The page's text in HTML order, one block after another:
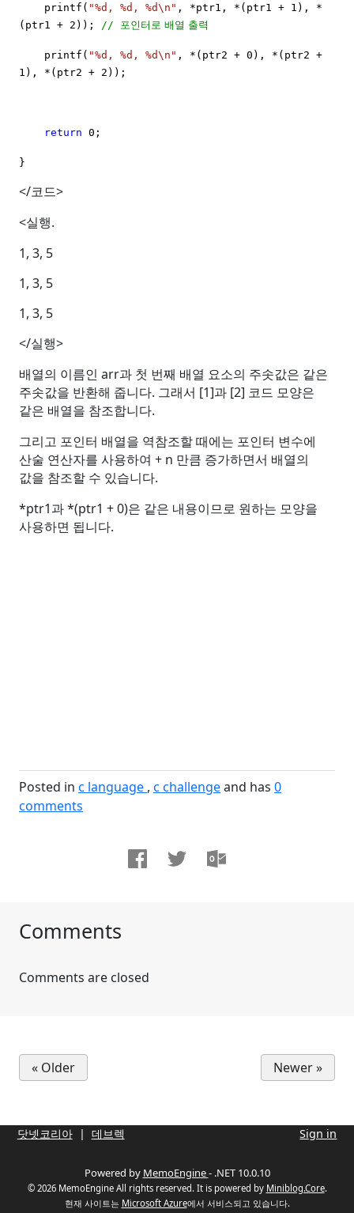
printf( "%d, %d, %d\n" , *ptr1, *(ptr1 + 1), *
(ptr1 + 2));
// 포인터로 배열 출력
printf( "%d, %d, %d\n" , *(ptr2 + 0), *(ptr2 +
1), *(ptr2 + 2));
return 0;
}
</코드>
<실행.
1, 3, 5
1, 3, 5
1, 3, 5
</실행>
배열의 이름인 arr과 첫 번째 배열 요소의 주솟값은 같은
주솟값을 반환해 줍니다. 그래서 [1]과 [2] 코드 모양은
같은 배열을 참조합니다.
그리고 포인터 배열을 역참조할 때에는 포인터 변수에
산술 연산자를 사용하여 + n 만큼 증가하면서 배열의
값을 참조할 수 있습니다.
*ptr1과*(ptr1 + 0)은 같은 내용이므로 원하는 모양을
사용하면 됩니다.
Posted in c language c challengeand has 0
comments
Comments
Comments are closed
« Older Newer »
닷넷코리아 데브렉 Sign in
Powered by MemoEngine- .NET 10.0.10
© 2026 MemoEngine All rights reserved. It is powered by Miniblog.Core.
현재 사이트는 Microsoft Azure에서 서비스되고 있습니다.